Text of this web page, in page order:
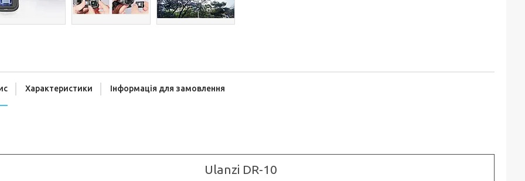
Характеристики Інформація для замовлення
Ulanzi DR-10